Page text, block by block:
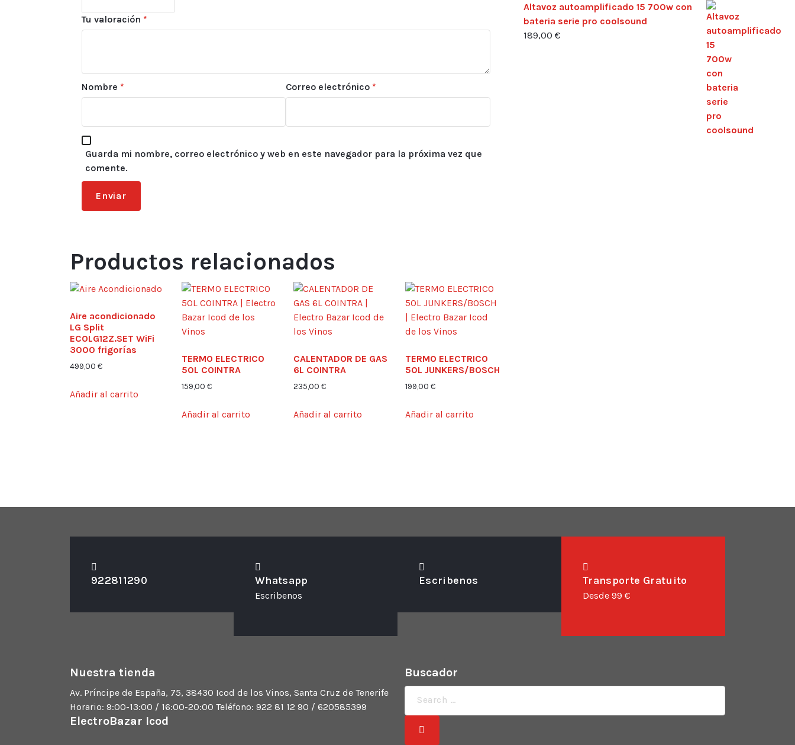
Tu valoración *
Nombre * Correo electrónico *
Guarda mi nombre, correo electrónico y web en este navegador para la próxima vez que
comente.
Productos relacionados
Aire acondicionado
LG Split
ECOLG12Z.SET WiFi
3000 frigorías
499,00 €
Añadir al carrito
TERMO ELECTRICO
50L COINTRA
159,00 €
Añadir al carrito
CALENTADOR DE GAS
6L COINTRA
235,00 €
Añadir al carrito
TERMO ELECTRICO
50L JUNKERS/BOSCH
199,00 €
Añadir al carrito
Altavoz autoamplificado 15 700w con
bateria serie pro coolsound
189,00 €
922811290 Whatsapp
Escribenos
Escribenos Transporte Gratuito
Desde 99 €
Nuestra tienda
Av. Príncipe de España, 75, 38430 Icod de los Vinos, Santa Cruz de Tenerife
Horario: 9:00-13:00 / 16:00-20:00 Teléfono: 922 81 12 90 / 620585399
ElectroBazar Icod
Buscador